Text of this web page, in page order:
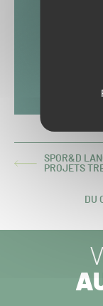
ARTICLE
SPOR&D
PROJETS
DU